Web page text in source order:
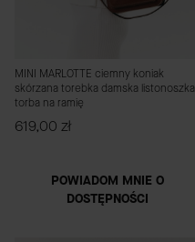
MINI MARLOTTE ciemny koniak
skórzana torebka damska listonoszka
torba na ramię
Cena
619,00 zł
POWIADOM MNIE O
DOSTĘPNOŚCI